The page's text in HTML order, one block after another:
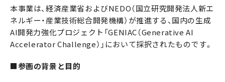
本事業は、経済産業省およびNEDO（国立研究開発法人新エ
ネルギー・産業技術総合開発機構）が推進する、国内の生成
AI開発力強化プロジェクト「GENIAC（Generative AI
Accelerator Challenge）」において採択されたものです。
■参画の背景と目的